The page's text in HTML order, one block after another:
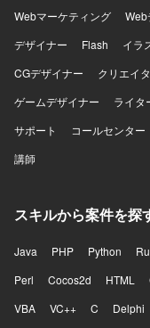
Webマーケティング
Web
デザイナー
Flash イラ
CGデザイナー
クリエイ
ゲームデザイナー
ライタ
サポート
コールセンター
講師
スキルから案件を探
Java PHP Python
Perl
Cocos2d HTML
VBA
VC++ C Delphi